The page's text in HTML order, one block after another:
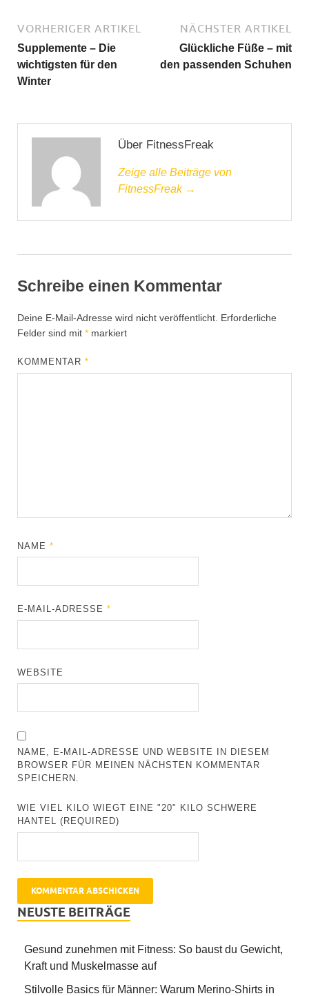
VORHERIGER ARTIKEL
Supplemente – Die
wichtigsten für den
Winter
NÄCHSTER ARTIKEL
Glückliche Füße – mit
den passenden Schuhen
Über FitnessFreak
Zeige alle Beiträge von
FitnessFreak →
Schreibe einen Kommentar
Deine E-Mail-Adresse wird nicht veröffentlicht. Erforderliche
Felder sind mit * markiert
KOMMENTAR*
NAME*
E-MAIL-ADRESSE*
WEBSITE
NAME, E-MAIL-ADRESSE UND WEBSITE IN DIESEM
BROWSER FÜR MEINEN NÄCHSTEN KOMMENTAR
SPEICHERN.
WIE VIEL KILO WIEGT EINE "20" KILO SCHWERE
HANTEL (REQUIRED)
NEUSTE BEITRÄGE
Gesund zunehmen mit Fitness: So baust du Gewicht,
Kraft und Muskelmasse auf
Stilvolle Basics für Männer: Warum Merino-Shirts in